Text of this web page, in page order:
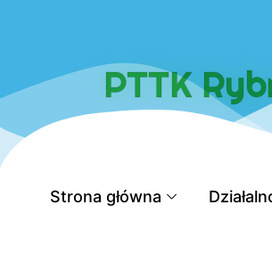
PTTK
Strona główna